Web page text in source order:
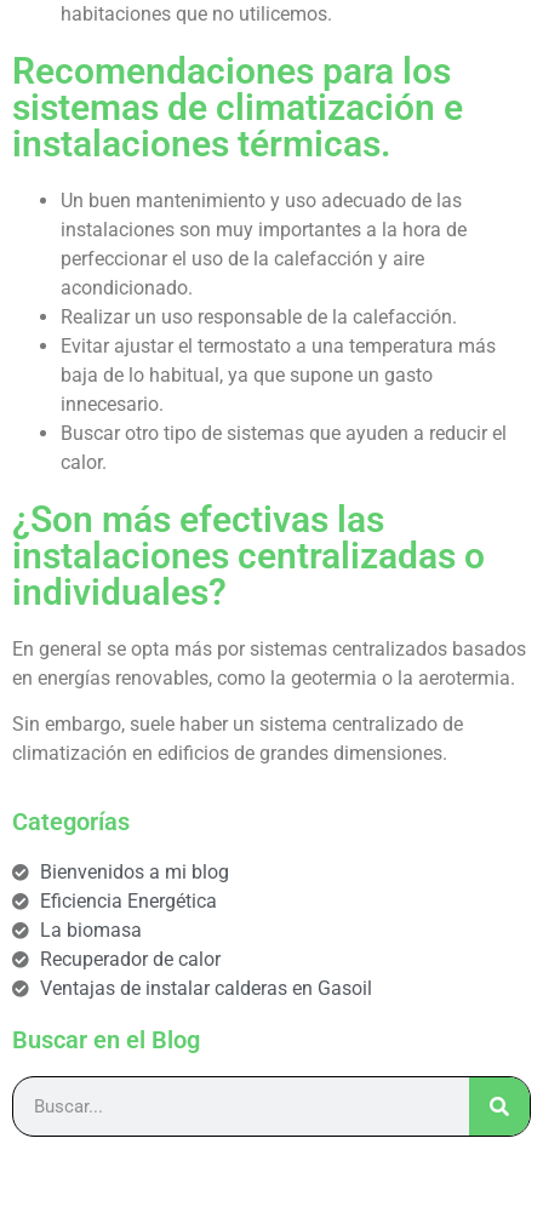
habitaciones que no utilicemos.
Recomendaciones para los
sistemas de climatización e
instalaciones térmicas.
Un buen mantenimiento y uso adecuado de las
instalaciones son muy importantes a la hora de
perfeccionar el uso de la calefacción y aire
acondicionado.
Realizar un uso responsable de la calefacción.
Evitar ajustar el termostato a una temperatura más
baja de lo habitual, ya que supone un gasto
innecesario.
Buscar otro tipo de sistemas que ayuden a reducir el
calor.
¿Son más efectivas las
instalaciones centralizadas o
individuales?
En general se opta más por sistemas centralizados basados
en energías renovables, como la geotermia o la aerotermia.
Sin embargo, suele haber un sistema centralizado de
climatización en edificios de grandes dimensiones.
Categorías
Bienvenidos a mi blog
Eficiencia Energética
La biomasa
Recuperador de calor
Ventajas de instalar calderas en Gasoil
Buscar en el Blog